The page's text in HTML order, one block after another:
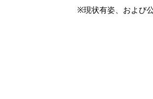
※現状有姿、および